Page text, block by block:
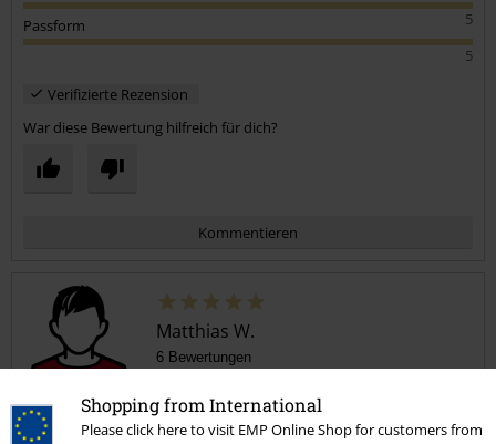
Shopping from International
Please click here to visit EMP Online Shop for customers from
5
Passform
5
Verifizierte Rezension
War diese Bewertung hilfreich für dich?
Kommentieren
Matthias W.
6 Bewertungen
Körpergröße in Meter: 1.73
Gekaufte Größe: W34/L32